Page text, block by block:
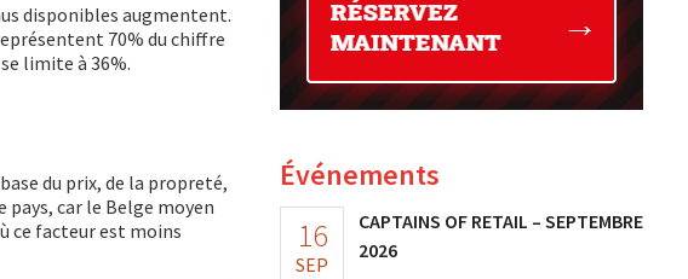
disponibles augmentent.
70% du chiffre
limite à 36%.
du prix, de la propreté,
car le Belge moyen
ce facteur est moins
Événements
16
SEP
CAPTAINS OF RETAIL – SEPTEMBRE
2026